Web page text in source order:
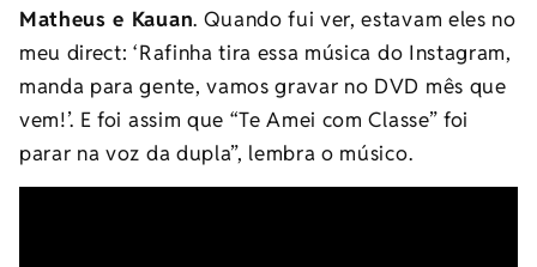
Matheus e Kauan. Quando fui ver, estavam eles no
meu direct: ‘Rafinha tira essa música do Instagram,
manda para gente, vamos gravar no DVD mês que
vem!’. E foi assim que “Te Amei com Classe” foi
parar na voz da dupla”, lembra o músico.